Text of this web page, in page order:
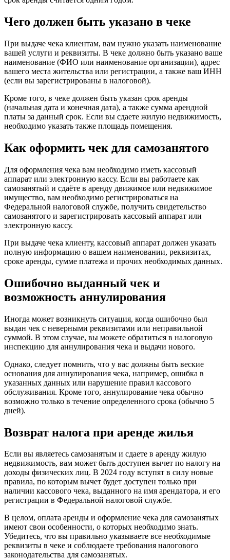
Чего должен быть указано в чеке
При выдаче чека клиентам, вам нужно указать наименование
вашей услуги и реквизиты. В чеке должно быть указано ваше
наименование (ФИО или наименование организации), адрес
вашего места жительства или регистрации, а также ваш ИНН
(если вы зарегистрированы в налоговой).
Кроме того, в чеке должен быть указан срок аренды
(начальная дата и конечная дата), а также сумма арендной
платы за данный срок. Если вы сдаете жилую недвижимость,
необходимо указать также площадь помещения.
Как оформить чек для самозанятого
Для оформления чека вам необходимо иметь кассовый
аппарат или электронную кассу. Если вы работаете как
самозанятый и сдаёте в аренду движимое или недвижимое
имущество, вам необходимо регистрироваться на
Федеральной налоговой службе, получить свидетельство
самозанятого и зарегистрировать кассовый аппарат или
электронную кассу.
При выдаче чека клиенту, кассовый аппарат должен указать
полную информацию о вашем наименовании, реквизитах,
сроке аренды, сумме платежа и прочих необходимых данных.
Ошибочно выданный чек и
возможность аннулирования
Иногда может возникнуть ситуация, когда ошибочно был
выдан чек с неверными реквизитами или неправильной
суммой. В этом случае, вы можете обратиться в налоговую
инспекцию для аннулирования чека и выдачи нового.
Однако, следует помнить, что у вас должны быть веские
основания для аннулирования чека, например, ошибка в
указанных данных или нарушение правил кассового
обслуживания. Кроме того, аннулирование чека обычно
возможно только в течение определенного срока (обычно 5
дней).
Возврат налога при аренде жилья
Если вы являетесь самозанятым и сдаете в аренду жилую
недвижимость, вам может быть доступен вычет по налогу на
доходы физических лиц. В 2024 году вступят в силу новые
правила, по которым вычет будет доступен только при
наличии кассового чека, выданного на имя арендатора, и его
регистрации в Федеральной налоговой службе.
В целом, оплата аренды и оформление чека для самозанятых
имеют свои особенности, о которых необходимо знать.
Убедитесь, что вы правильно указываете все необходимые
реквизиты в чеке и соблюдаете требования налогового
законодательства для самозанятых.